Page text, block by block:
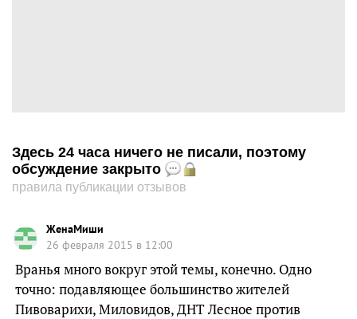
Здесь 24 часа ничего не писали, поэтому
обсуждение закрыто
правила публикации отзывов
ЖенаМиши
26 февраля 2015 в 12:00
Вранья много вокруг этой темы, конечно. Одно
точно: подавляющее большинство жителей
Пивоварихи, Миловидов, ДНТ Лесное против